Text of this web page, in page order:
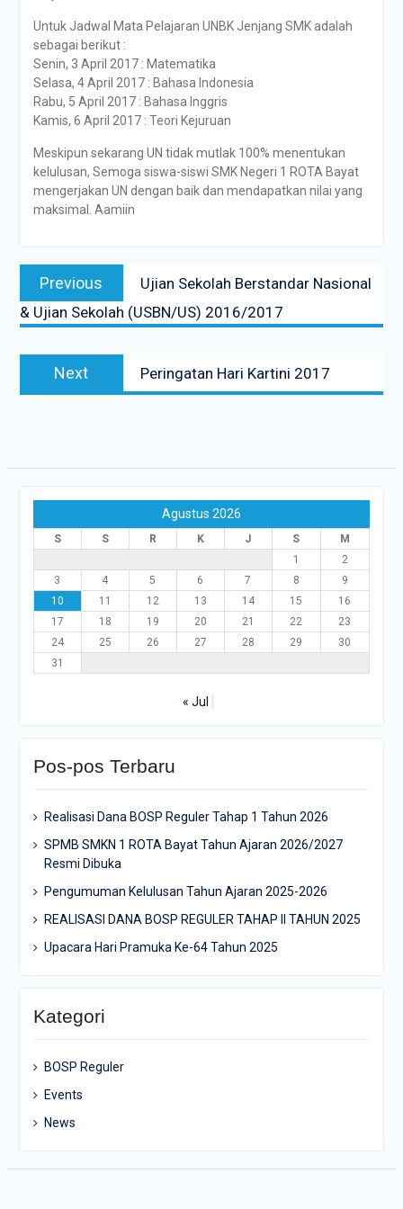
Untuk Jadwal Mata Pelajaran UNBK Jenjang SMK adalah
sebagai berikut :
Senin, 3 April 2017 : Matematika
Selasa, 4 April 2017 : Bahasa Indonesia
Rabu, 5 April 2017 : Bahasa Inggris
Kamis, 6 April 2017 : Teori Kejuruan
Meskipun sekarang UN tidak mutlak 100% menentukan
kelulusan, Semoga siswa-siswi SMK Negeri 1 ROTA Bayat
mengerjakan UN dengan baik dan mendapatkan nilai yang
maksimal. Aamiin
Navigasi
posPrevious
post:
Ujian Sekolah Berstandar Nasional
& Ujian Sekolah (USBN/US) 2016/2017
Next
post:
Peringatan Hari Kartini 2017
Agustus 2026
S S R K J S
M
1
2
3
4 5 6 7 8
9
10
11 12 13 14 15
16
17
18 19 20 21 22
23
24
25 26 27 28 29
30
31
« Jul
Pos-pos Terbaru
Realisasi Dana BOSP Reguler Tahap 1 Tahun 2026
SPMB SMKN 1 ROTA Bayat Tahun Ajaran 2026/2027
Resmi Dibuka
Pengumuman Kelulusan Tahun Ajaran 2025-2026
REALISASI DANA BOSP REGULER TAHAP II TAHUN 2025
Upacara Hari Pramuka Ke-64 Tahun 2025
Kategori
BOSP Reguler
Events
News